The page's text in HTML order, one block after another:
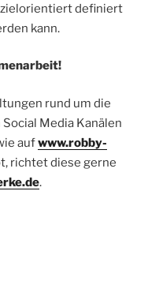
ziel­ori­en­tiert defi­niert
kann.
rund um die
Media Kanälen
aufwww.robby-
rich­tet die­se ger­ne
.